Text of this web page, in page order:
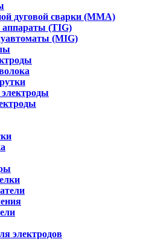
дуговой сварки (MMA)
аппараты (TIG)
(MIG)
электродов